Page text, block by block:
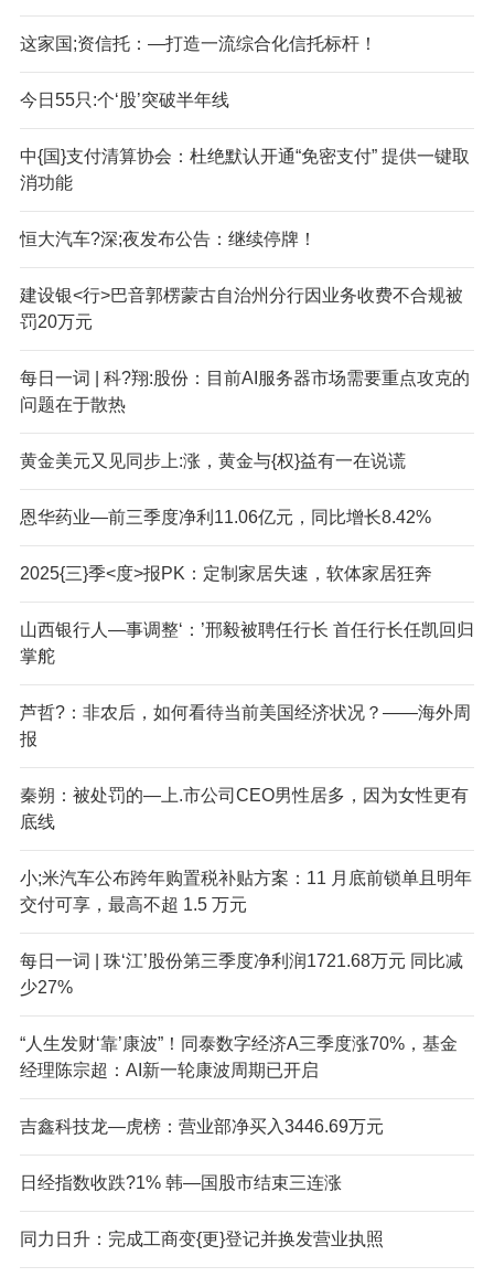
这家国;资信托：—打造一流综合化信托标杆！
今日55只:个‘股’突破半年线
中{国}支付清算协会：杜绝默认开通“免密支付” 提供一键取
消功能
恒大汽车?深;夜发布公告：继续停牌！
建设银<行>巴音郭楞蒙古自治州分行因业务收费不合规被
罚20万元
每日一词 | 科?翔:股份：目前AI服务器市场需要重点攻克的
问题在于散热
黄金美元又见同步上:涨，黄金与{权}益有一在说谎
恩华药业—前三季度净利11.06亿元，同比增长8.42%
2025{三}季<度>报PK：定制家居失速，软体家居狂奔
山西银行人—事调整‘：’邢毅被聘任行长 首任行长任凯回归
掌舵
芦哲?：非农后，如何看待当前美国经济状况？——海外周
报
秦朔：被处罚的—上.市公司CEO男性居多，因为女性更有
底线
小;米汽车公布跨年购置税补贴方案：11 月底前锁单且明年
交付可享，最高不超 1.5 万元
每日一词 | 珠‘江’股份第三季度净利润1721.68万元 同比减
少27%
“人生发财‘靠’康波”！同泰数字经济A三季度涨70%，基金
经理陈宗超：AI新一轮康波周期已开启
吉鑫科技龙—虎榜：营业部净买入3446.69万元
日经指数收跌?1% 韩—国股市结束三连涨
同力日升：完成工商变{更}登记并换发营业执照